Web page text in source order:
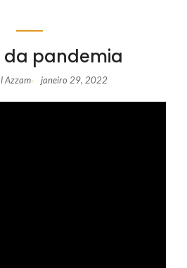
da pandemia
Azzam- janeiro 29, 2022